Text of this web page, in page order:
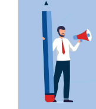
La santé